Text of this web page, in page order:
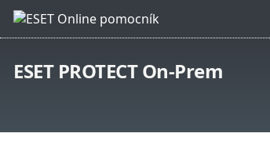
ESET PROTECT On-Prem